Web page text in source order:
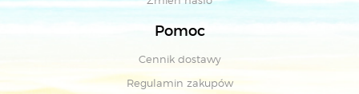
Pomoc
Cennik dostawy
Regulamin zakupów